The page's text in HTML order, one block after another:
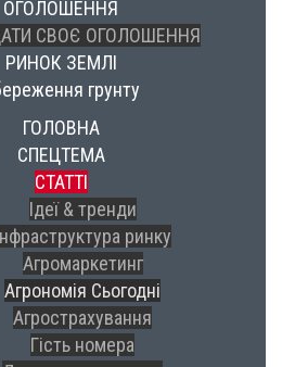
ОГОЛОШЕННЯ
СВОЄ ОГОЛОШЕННЯ
РИНОК ЗЕМЛІ
грунту
ГОЛОВНА
СПЕЦТЕМА
СТАТТІ
Ідеї & тренди
ринку
Агромаркетинг
Агрономія Сьогодні
Агрострахування
Гість номера